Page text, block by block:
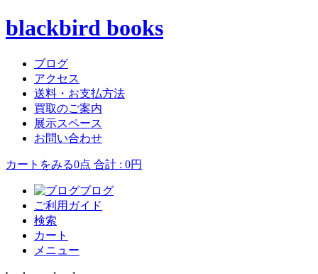
blackbird books
ブログ
アクセス
送料・お支払方法
買取のご案内
展示スペース
お問い合わせ
カートをみる0点 合計 : 0円
ブログ
ご利用ガイド
検索
カート
メニュー